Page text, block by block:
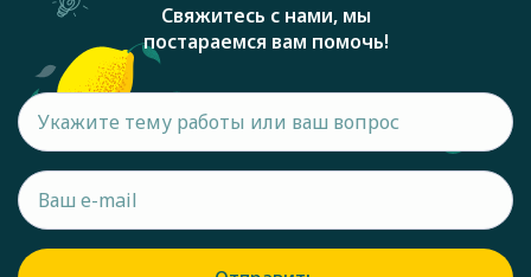
Свяжитесь с нами, мы
постараемся вам помочь!